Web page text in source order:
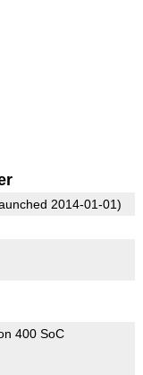
2014-01-01)
400 SoC